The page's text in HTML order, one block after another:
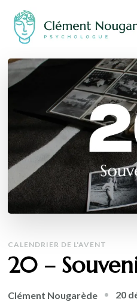
Cabinet-
Clément Nougarède –
CALENDRIER DE L'AVENT
20 –
Clément Nougarède
20